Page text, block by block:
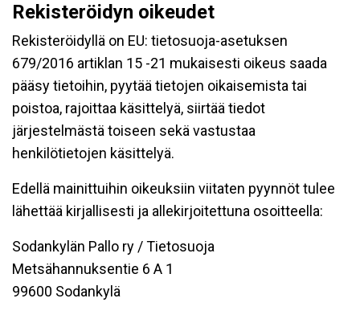
Rekisteröidyn oikeudet
Rekisteröidyllä on EU: tietosuoja-asetuksen
679/2016 artiklan 15 -21 mukaisesti oikeus saada
pääsy tietoihin, pyytää tietojen oikaisemista tai
poistoa, rajoittaa käsittelyä, siirtää tiedot
järjestelmästä toiseen sekä vastustaa
henkilötietojen käsittelyä.
Edellä mainittuihin oikeuksiin viitaten pyynnöt tulee
lähettää kirjallisesti ja allekirjoitettuna osoitteella:
Sodankylän Pallo ry / Tietosuoja
Metsähannuksentie 6 A 1
99600 Sodankylä